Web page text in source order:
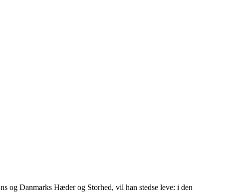
og Danmarks Hæder og Storhed, vil han stedse leve: i den